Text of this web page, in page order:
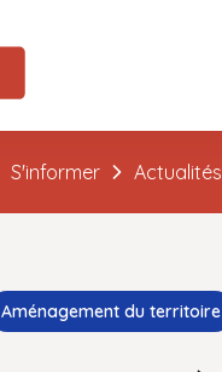
S'informer Actualités
Aménagement du territoire